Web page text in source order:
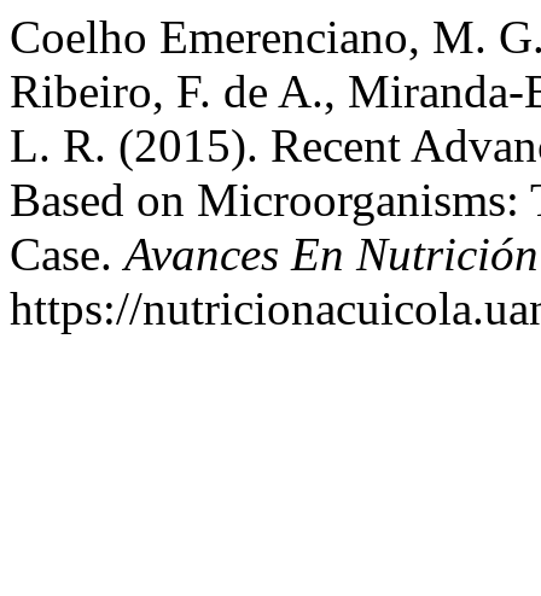
Coelho Emerenciano, M.
Ribeiro, F. de A.,
L. R. (2015). Recent
Based on
Case.Avances En
https://